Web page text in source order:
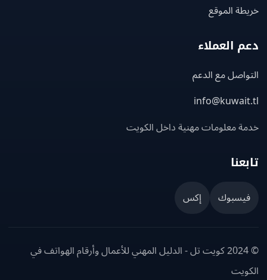
الموقع
العملاء
مع الدعم
معلومات مهنية داخل الكويت
إكس
© 2024 كويت تل - الدليل المهني للأعمال وأرقام الهواتف في